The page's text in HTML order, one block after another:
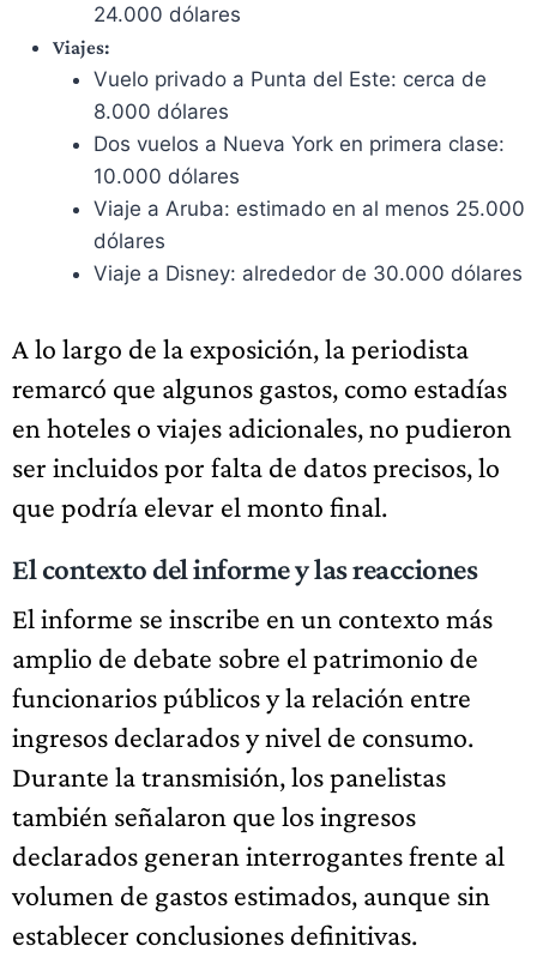
24.000 dólares
Viajes:
Vuelo privado a Punta del Este: cerca de
8.000 dólares
Dos vuelos a Nueva York en primera clase:
10.000 dólares
Viaje a Aruba: estimado en al menos 25.000
dólares
Viaje a Disney: alrededor de 30.000 dólares
A lo largo de la exposición, la periodista
remarcó que algunos gastos, como estadías
en hoteles o viajes adicionales, no pudieron
ser incluidos por falta de datos precisos, lo
que podría elevar el monto final.
El contexto del informe y las reacciones
El informe se inscribe en un contexto más
amplio de debate sobre el patrimonio de
funcionarios públicos y la relación entre
ingresos declarados y nivel de consumo.
Durante la transmisión, los panelistas
también señalaron que los ingresos
declarados generan interrogantes frente al
volumen de gastos estimados, aunque sin
establecer conclusiones definitivas.